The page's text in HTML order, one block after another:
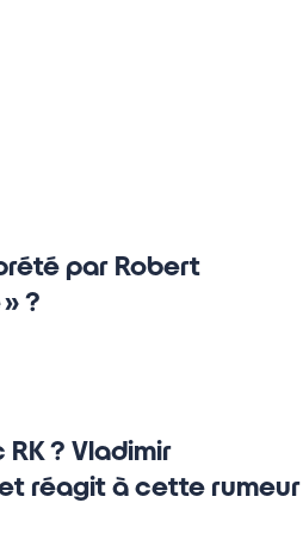
par Robert
?
? Vladimir
réagit à cette rumeur